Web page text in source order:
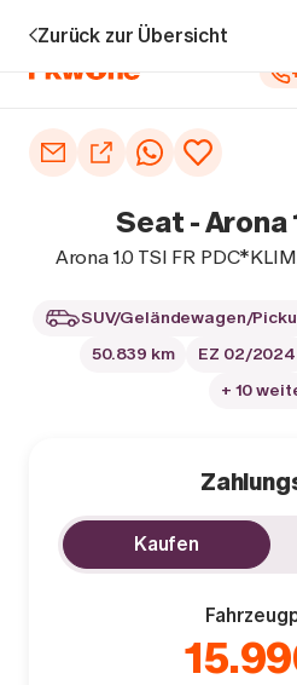
Auto kaufen
Autoankauf
Finanzierung
Inzahlungnahme
Informieren
Zurück zur Übersicht
Seat - Arona
Arona 1.0 TSI FR
SUV/Geländewagen/
50.839 km
EZ 02/2024
+ 10
Kaufen